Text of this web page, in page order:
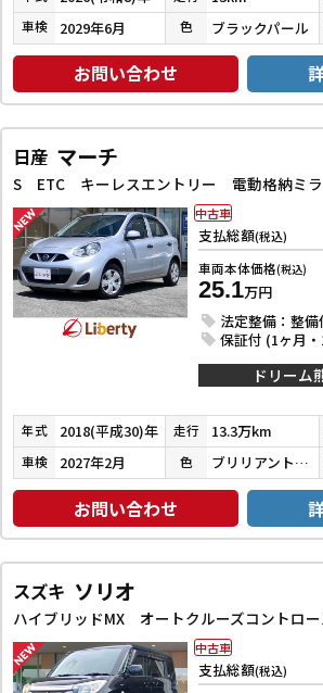
車検 2029年6月 色 ブラックパール
お問い合わせ
日産 マーチ
支払総額(税込)
車両本体価格(税込)
25.1万円
法定整備：整備
保証付 (1ヶ月
中古車
ドリーム
年式 2018(平成30)年 走行 13.3万km
車検 2027年2月 色 ブリリアントシルバー
お問い合わせ
スズキ ソリオ
支払総額(税込)
中古車